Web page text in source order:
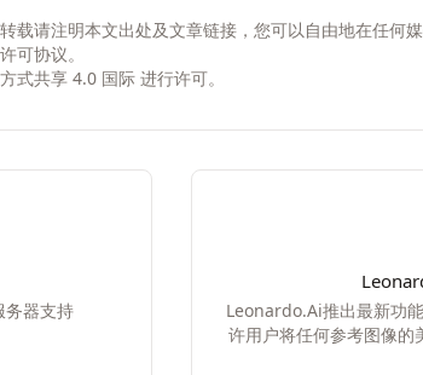
载请注明本文出处及文章链接，您可以自由地在任何
可协议。
式共享 4.0 国际进行许可。
务器支持
Leonardo.Ai推出最新功
许用户将任何参考图像的